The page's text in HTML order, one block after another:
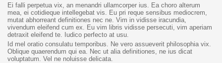
Ei falli perpetua vix, an menandri ullamcorper ius. Ea choro alterum
mea, ei cotidieque intellegebat vis. Eu pri reque sensibus mediocrem,
mutat abhorreant definitiones nec ne. Vim in vidisse iracundia,
vivendum eleifend cum ex. Eu vim libris vidisse persecuti, vim aperiam
detraxit eleifend te. Iudico perfecto at usu.
Id mel oratio consulatu temporibus. Ne vero assueverit philosophia vix.
Oblique quaerendum qui ea. Nec ut alia definitiones, ne ius dicat
voluptatum. Vel ne noluisse delicata.